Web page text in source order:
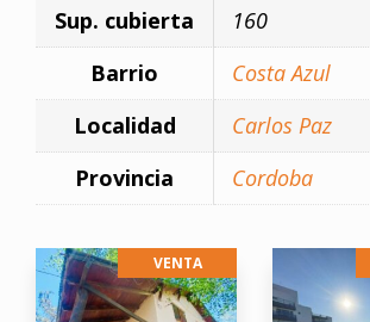
Sup. cubierta
160
Barrio
Costa Azul
Localidad
Carlos Paz
Provincia
Cordoba
VENTA